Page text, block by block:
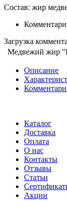
Состав: жир
Загрузка
Медвежий жир
Описание
Каталог
Доставка
Оплата
О нас
Контакты
Отзывы
Статьи
Акции